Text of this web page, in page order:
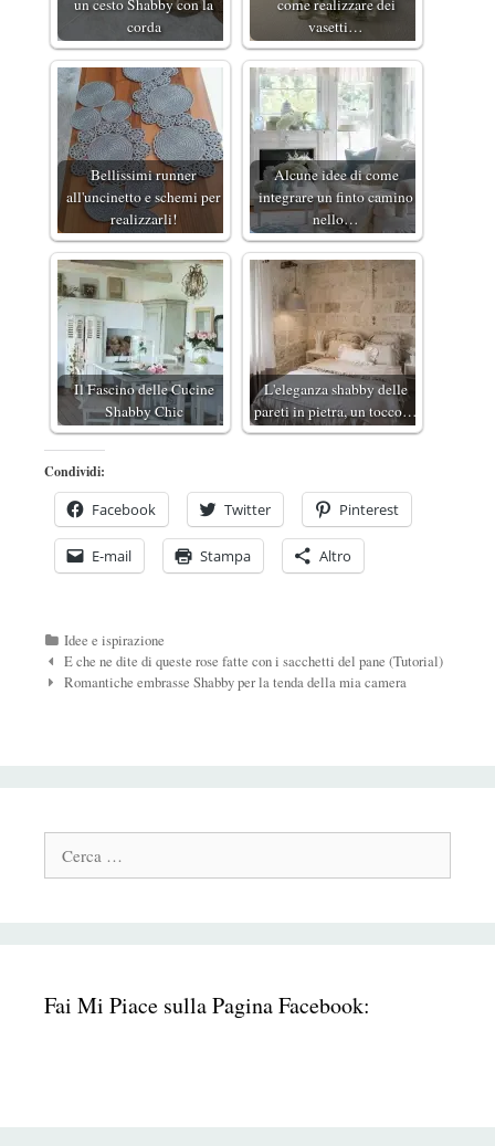
un cesto Shabby con la
corda
come realizzare dei
vasetti…
Bellissimi runner
all'uncinetto e schemi per
realizzarli!
Alcune idee di come
integrare un finto camino
nello…
Il Fascino delle Cucine
Shabby Chic
L'eleganza shabby delle
pareti in pietra, un tocco…
Condividi:
Facebook Twitter Pinterest
E-mail Stampa Altro
Categorie
Idee e ispirazione
Navigazione
Post
E che ne dite di queste rose fatte con i sacchetti del pane (Tutorial)
Romantiche embrasse Shabby per la tenda della mia camera
Cerca:
Fai Mi Piace sulla Pagina Facebook: